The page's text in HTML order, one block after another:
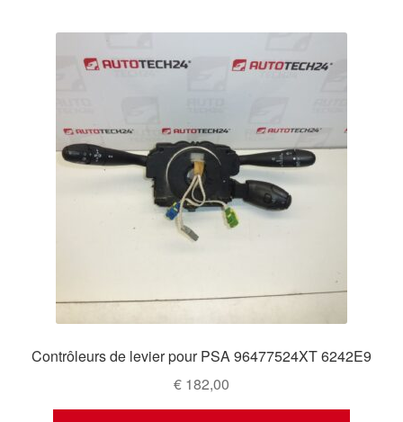
Contrôleurs de levier pour PSA 96477524XT 6242E9
€ 182,00